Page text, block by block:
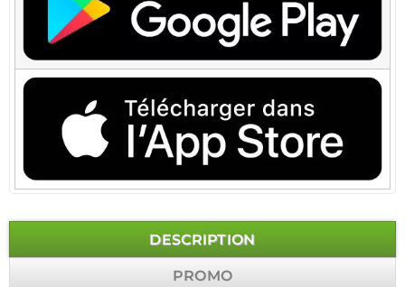
DESCRIPTION
PROMO